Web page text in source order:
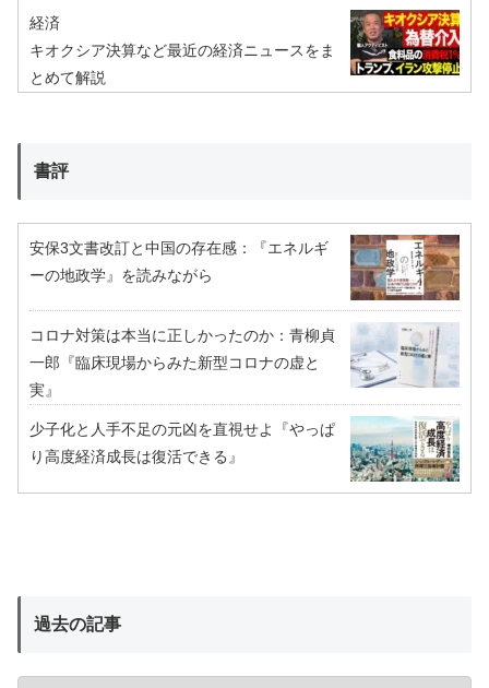
経済
キオクシア決算など最近の経済ニュースをま
とめて解説
書評
安保3文書改訂と中国の存在感：『エネルギ
ーの地政学』を読みながら
コロナ対策は本当に正しかったのか：青柳貞
一郎『臨床現場からみた新型コロナの虚と
実』
少子化と人手不足の元凶を直視せよ『やっぱ
り高度経済成長は復活できる』
過去の記事